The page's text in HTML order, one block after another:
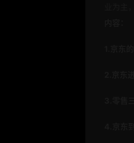
1.京东
3.零